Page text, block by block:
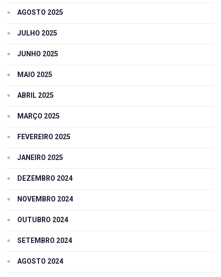
AGOSTO 2025
JULHO 2025
JUNHO 2025
MAIO 2025
ABRIL 2025
MARÇO 2025
FEVEREIRO 2025
JANEIRO 2025
DEZEMBRO 2024
NOVEMBRO 2024
OUTUBRO 2024
SETEMBRO 2024
AGOSTO 2024